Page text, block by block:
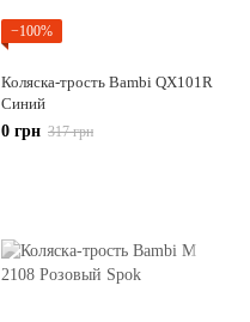
−100%
Коляска-трость Bambi QX101R
Синий
0 грн 317 грн